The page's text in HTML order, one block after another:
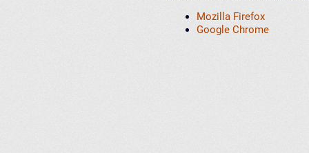
Mozilla Firefox
Google Chrome